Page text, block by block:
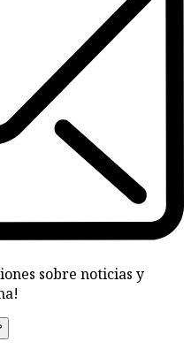
sobre noticias y